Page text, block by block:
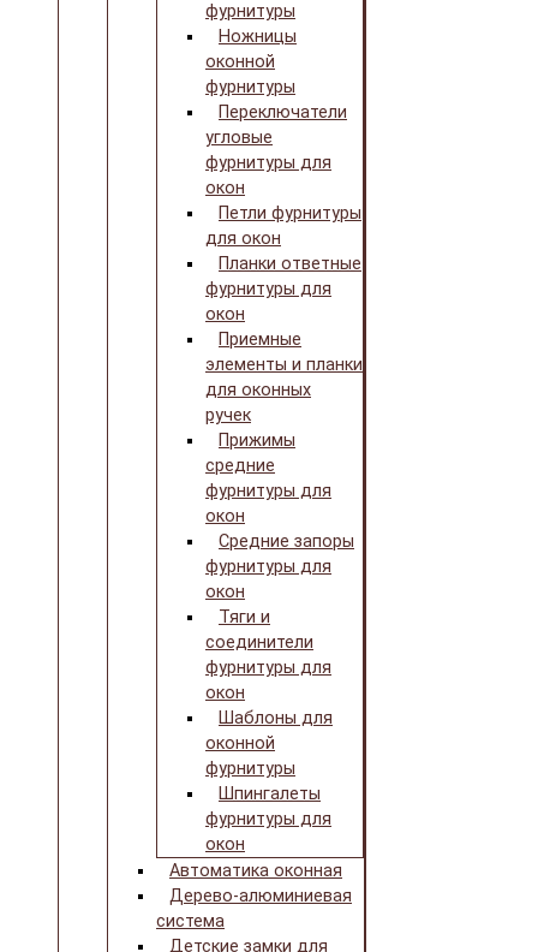
фурнитуры
Ножницы
оконной
фурнитуры
Переключатели
угловые
фурнитуры для
окон
Петли фурнитуры
для окон
Планки ответные
фурнитуры для
окон
Приемные
элементы и планки
для оконных
ручек
Прижимы
средние
фурнитуры для
окон
Средние запоры
фурнитуры для
окон
Тяги и
соединители
фурнитуры для
окон
Шаблоны для
оконной
фурнитуры
Шпингалеты
фурнитуры для
окон
Автоматика оконная
Дерево-алюминиевая
система
Детские замки для